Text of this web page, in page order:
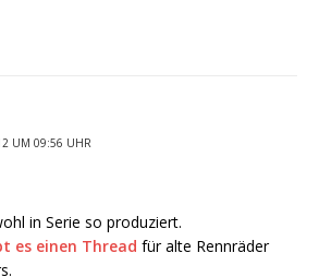
UM 09:56 UHR
in Serie so produziert.
es einen Thread für alte Rennräder